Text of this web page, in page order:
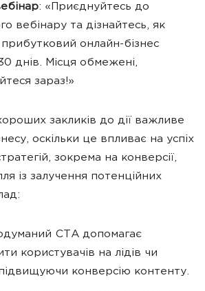
: «Приєднуйтесь до
вебінару та дізнайтесь, як
онлайн-бізнес
днів. Місця обмежені,
зараз!»
закликів до дії важливе
оскільки це впливає на успіх
зокрема на конверсії,
із залучення потенційних
CTA допомагає
користувачів на лідів чи
конверсію контенту.